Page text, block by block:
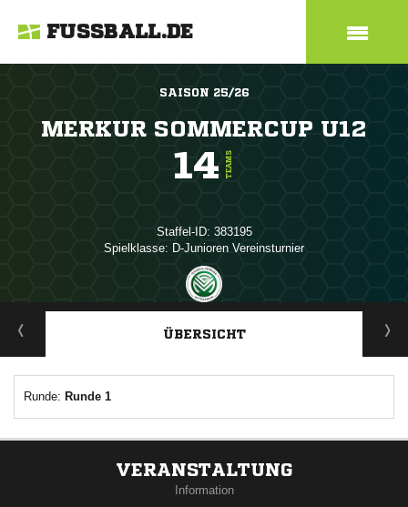
FUSSBALL.DE
SAISON 25/26
MERKUR SOMMERCUP U12
14 TEAMS
Staffel-ID: 383195
Spielklasse: D-Junioren Vereinsturnier
ANZEIGE
ÜBERSICHT
Runde: Runde 1
VERANSTALTUNG
Information